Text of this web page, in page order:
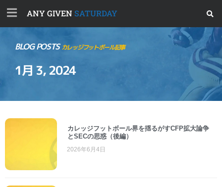
ANY GIVEN SATURDAY
BLOG POSTSカレッジフットボール記事
1月 3, 2024
カレッジフットボール界を揺るがすCFP拡大論争
とSECの思惑（後編）
2026年6月4日